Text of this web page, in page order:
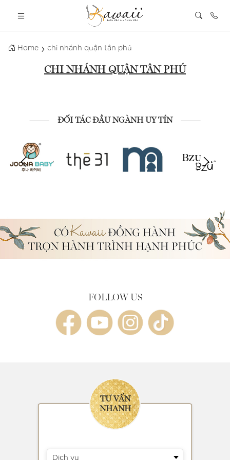
Home chi nhánh quận tân phú
CHI NHÁNH QUẬN TÂN PHÚ
ĐỐI TÁC ĐẦU NGÀNH UY TÍN
FOLLOW US
TƯ VẤN
NHANH
Dịch vụ